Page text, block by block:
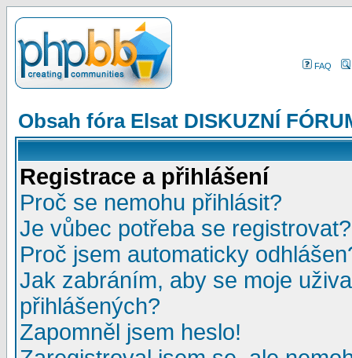
FAQ
Obsah fóra Elsat DISKUZNÍ
Registrace a přihlášení
Proč se nemohu přihlásit?
Je vůbec potřeba se registrovat?
Proč jsem automaticky
Jak zabráním, aby se moje
přihlášených?
Zapomněl jsem heslo!